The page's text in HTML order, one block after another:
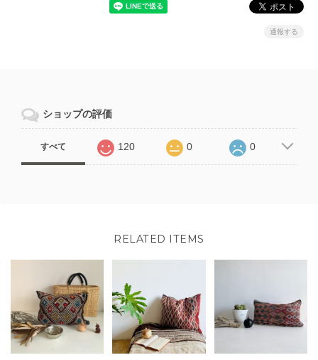
通報する
ショップの評価
すべて 120 0 0
RELATED ITEMS